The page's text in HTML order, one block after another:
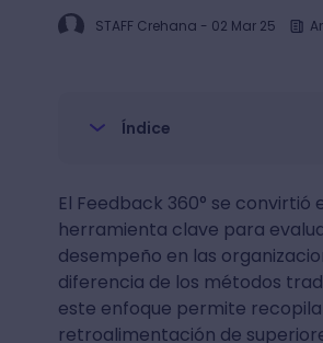
STAFF Crehana - 02 Mar 25
Índice
El Feedback 360° se convirtió
herramienta clave para
desempeño en las
diferencia de los métodos
este enfoque permite
retroalimentación de